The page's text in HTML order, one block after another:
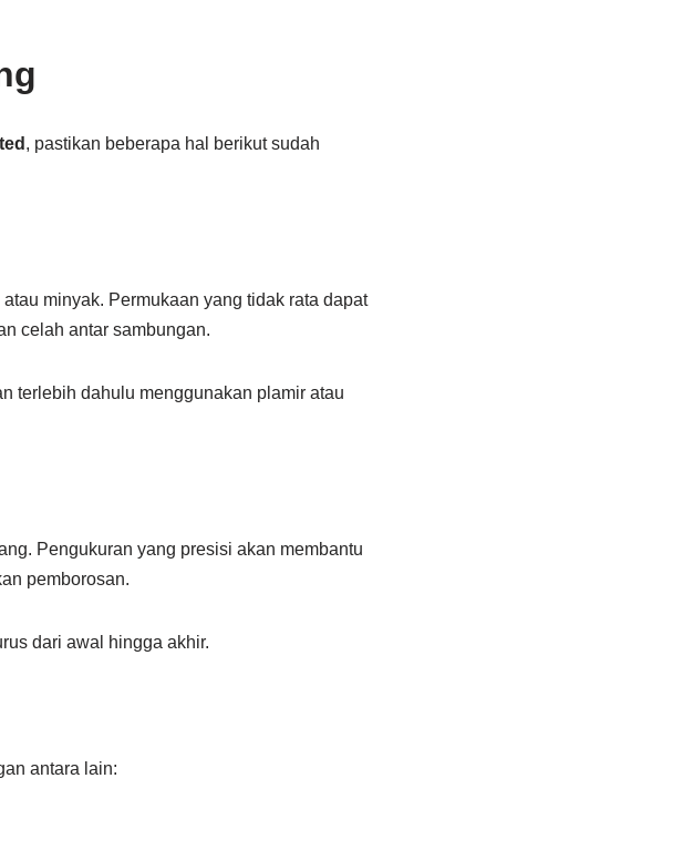
, pastikan beberapa hal berikut sudah
minyak. Permukaan yang tidak rata dapat
celah antar sambungan.
terlebih dahulu menggunakan plamir atau
Pengukuran yang presisi akan membantu
pemborosan.
dari awal hingga akhir.
antara lain: